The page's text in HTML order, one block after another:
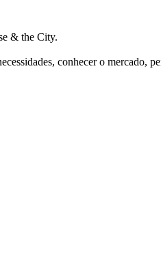
& the City.
conhecer o mercado,